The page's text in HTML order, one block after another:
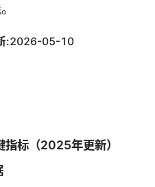
:2026-05-10
标（2025年更新）